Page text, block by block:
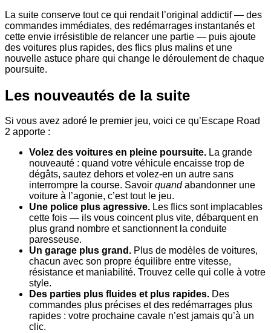
La suite conserve tout ce qui rendait l’original addictif — des
commandes immédiates, des redémarrages instantanés et
cette envie irrésistible de relancer une partie — puis ajoute
des voitures plus rapides, des flics plus malins et une
nouvelle astuce phare qui change le déroulement de chaque
poursuite.
Les nouveautés de la suite
Si vous avez adoré le premier jeu, voici ce qu’Escape Road
2 apporte :
Volez des voitures en pleine poursuite. La grande
nouveauté : quand votre véhicule encaisse trop de
dégâts, sautez dehors et volez-en un autre sans
interrompre la course. Savoir quandabandonner une
voiture à l’agonie, c’est tout le jeu.
Une police plus agressive. Les flics sont implacables
cette fois — ils vous coincent plus vite, débarquent en
plus grand nombre et sanctionnent la conduite
paresseuse.
Un garage plus grand. Plus de modèles de voitures,
chacun avec son propre équilibre entre vitesse,
résistance et maniabilité. Trouvez celle qui colle à votre
style.
Des parties plus fluides et plus rapides. Des
commandes plus précises et des redémarrages plus
rapides : votre prochaine cavale n’est jamais qu’à un
clic.